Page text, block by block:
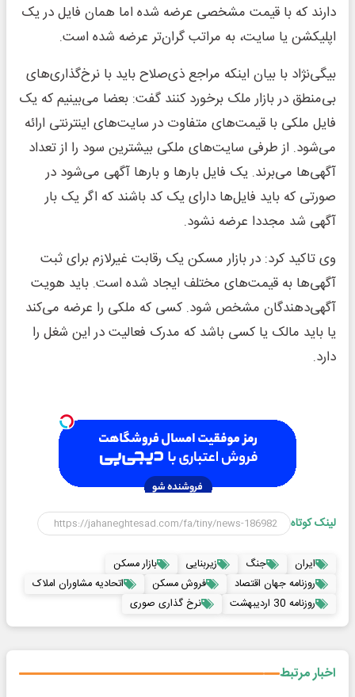
دارند که با قیمت مشخصی عرضه شده اما همان فایل در یک
اپلیکشن یا سایت، به مراتب گران‌تر عرضه شده است.
بیگی‌نژاد با بیان اینکه مراجع ذی‌صلاح باید با نرخ‌گذاری‌های
بی‌منطق در بازار ملک برخورد کنند گفت: بعضا می‌بینیم که یک
فایل ملکی با قیمت‌های متفاوت در سایت‌های اینترنتی ارائه
می‌شود. از طرفی سایت‌های ملکی بیشترین سود را از تعداد
آگهی‌ها می‌برند. یک فایل بارها و بارها آگهی می‌شود در
صورتی که باید فایل‌ها دارای یک کد باشند که اگر یک بار
آگهی شد مجددا عرضه نشود.
وی تاکید کرد: در بازار مسکن یک رقابت غیرلازم برای ثبت
آگهی‌ها به قیمت‌های مختلف ایجاد شده است. باید هویت
آگهی‌دهندگان مشخص شود. کسی که ملکی را عرضه می‌کند
یا باید مالک یا کسی باشد که مدرک فعالیت در این شغل را
دارد.
لینک کوتاه
ایران جنگ زیربنایی
بازار مسکن
روزنامه جهان اقتصاد
فروش مسکن
اتحادیه مشاوران املاک
روزنامه 30 اردیبهشت
نرخ گذاری صوری
اخبار مرتبط